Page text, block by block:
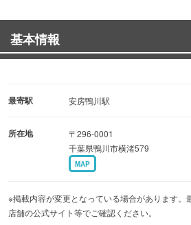
基本情報
最寄駅 安房鴨川駅
所在地
〒296-0001
千葉県鴨川市横渚579
MAP
※掲載内容が変更となっている場合があります。
店舗の公式サイト等でご確認ください。